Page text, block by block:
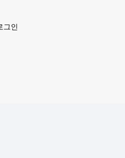
그인